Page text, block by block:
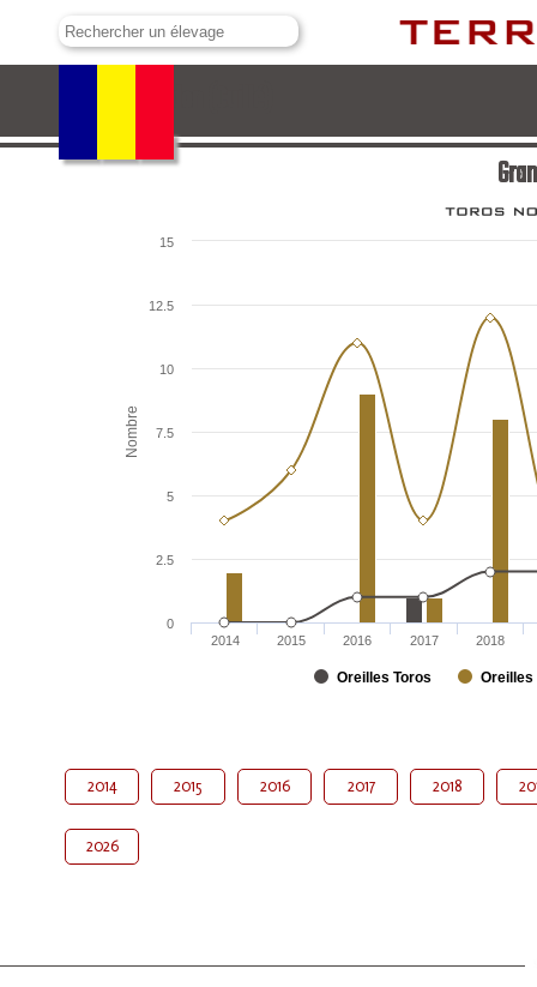
Nombre
Oreilles Toros Oreilles
2014 2015 2016 2017 2018
0
2.5
5
7.5
10
12.5
15
2014 2015 2016 2017 2018
2026